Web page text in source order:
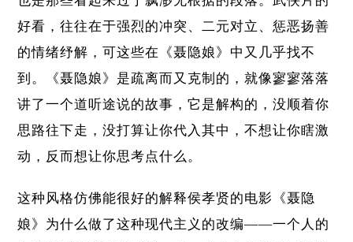
好看，往往在于强烈的冲突、二元对立、惩恶扬善
的情绪纾解，可这些在《聂隐娘》中又几乎找不
到。《聂隐娘》是疏离而又克制的，就像寥寥落落
讲了一个道听途说的故事，它是解构的，没顺着你
思路往下走，没打算让你代入其中，不想让你瞎激
动，反而想让你思考点什么。
这种风格仿佛能很好的解释侯孝贤的电影《聂隐
娘》为什么做了这种现代主义的改编——一个人的